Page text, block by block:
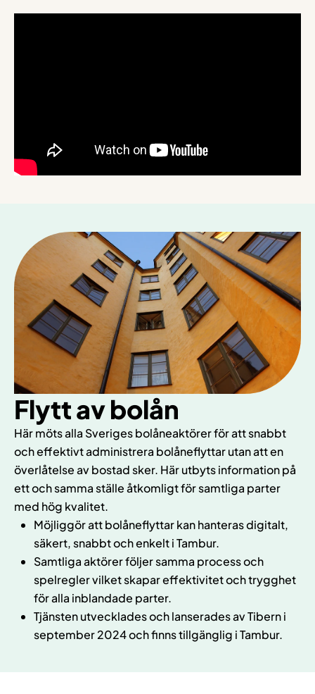
Flytt av bolån
Här möts alla Sveriges bolåneaktörer för att snabbt
och effektivt administrera bolåneflyttar utan att en
överlåtelse av bostad sker. Här utbyts information på
ett och samma ställe åtkomligt för samtliga parter
med hög kvalitet.
Möjliggör att bolåneflyttar kan hanteras digitalt,
säkert, snabbt och enkelt i Tambur.
Samtliga aktörer följer samma process och
spelregler vilket skapar effektivitet och trygghet
för alla inblandade parter.
Tjänsten utvecklades och lanserades av Tibern i
september 2024 och finns tillgänglig i Tambur.